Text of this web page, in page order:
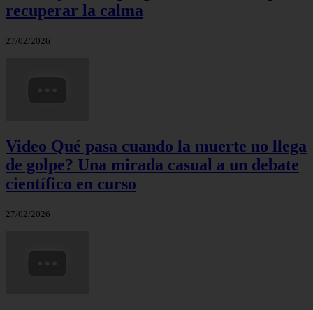
recuperar la calma
27/02/2026
Video Qué pasa cuando la muerte no llega
de golpe? Una mirada casual a un debate
científico en curso
27/02/2026